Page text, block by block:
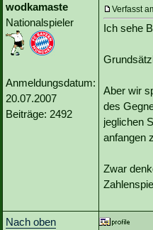
wodkamaste
Nationalspieler
Anmeldungsdatum:
20.07.2007
Beiträge: 2492
Verfasst
Ich sehe
Aber wir
des
jeglichen
anfangen
Zwar
Nach oben